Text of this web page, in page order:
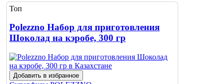
Топ
Polezzno Набор для приготовления
Шоколад на кэробе, 300 гр
Добавить в избранное